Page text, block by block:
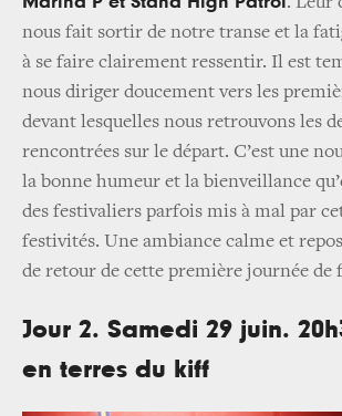
nous fait sortir de notre transe et la
à se faire clairement ressentir. Il est
nous diriger doucement vers les
devant lesquelles nous retrouvons les
rencontrées sur le départ. C’est une
la bonne humeur et la bienveillance
des festivaliers parfois mis à mal par
festivités. Une ambiance calme et
de retour de cette première journée de
Jour 2. Samedi 29 juin.
en terres du kiff